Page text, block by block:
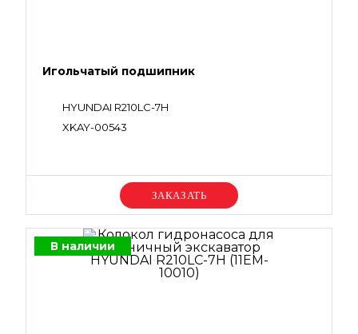
Игольчатый подшипник
HYUNDAI R210LC-7H
XKAY-00543
Уточняйте цену
В наличии